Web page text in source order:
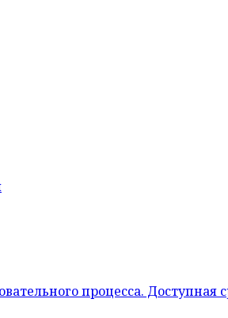
процесса. Доступная